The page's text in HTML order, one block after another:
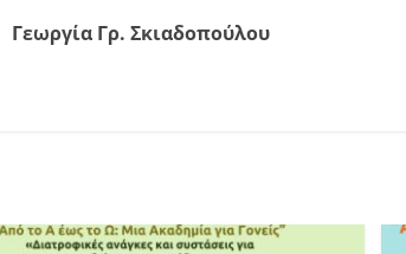
Γεωργία Γρ. Σκιαδοπούλου